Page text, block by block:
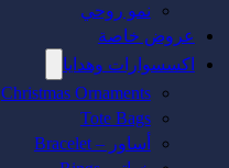
نمو روحي
عروض خاصة
اكسسوارات وهدايا
Christmas Ornaments
Tote Bags
أساور – Bracelet